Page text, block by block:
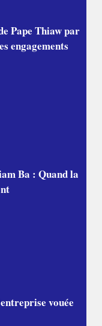
Pape Thiaw par
engagements
Ba : Quand la
vouée